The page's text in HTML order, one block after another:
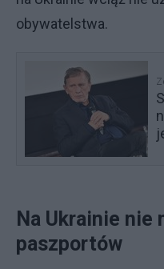
obywatelstwa.
Na Ukrainie nie
paszportów